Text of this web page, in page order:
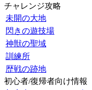
チャレンジ攻略
未開の大地
閃きの遊技場
神獣の聖域
訓練所
歴戦の跡地
初心者/復帰者向け情報